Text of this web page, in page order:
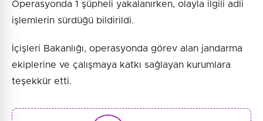
Operasyonda 1 şüpheli yakalanırken, olayla ilgili adli
işlemlerin sürdüğü bildirildi.
İçişleri Bakanlığı, operasyonda görev alan jandarma
ekiplerine ve çalışmaya katkı sağlayan kurumlara
teşekkür etti.